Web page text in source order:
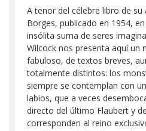
A tenor del célebre libro de su
Borges, publicado en 1954,
insólita suma de seres
Wilcock nos presenta aquí un
fabuloso, de textos breves,
totalmente distintos: los
siempre se contemplan con
labios, que a veces
directo del último Flaubert y
corresponden al reino